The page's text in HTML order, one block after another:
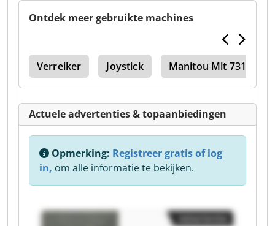
Ontdek meer gebruikte machines
Verreiker Joystick Manitou Mlt 731 T
Actuele advertenties & topaanbiedingen
Opmerking: Registreer gratis of log
in, om alle informatie te bekijken.